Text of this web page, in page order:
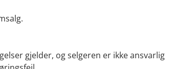
gjelder, og selgeren er ikke ansvarlig